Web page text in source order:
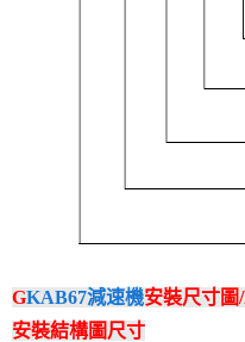
GKAB67減速機安裝尺寸
安裝結構圖尺寸